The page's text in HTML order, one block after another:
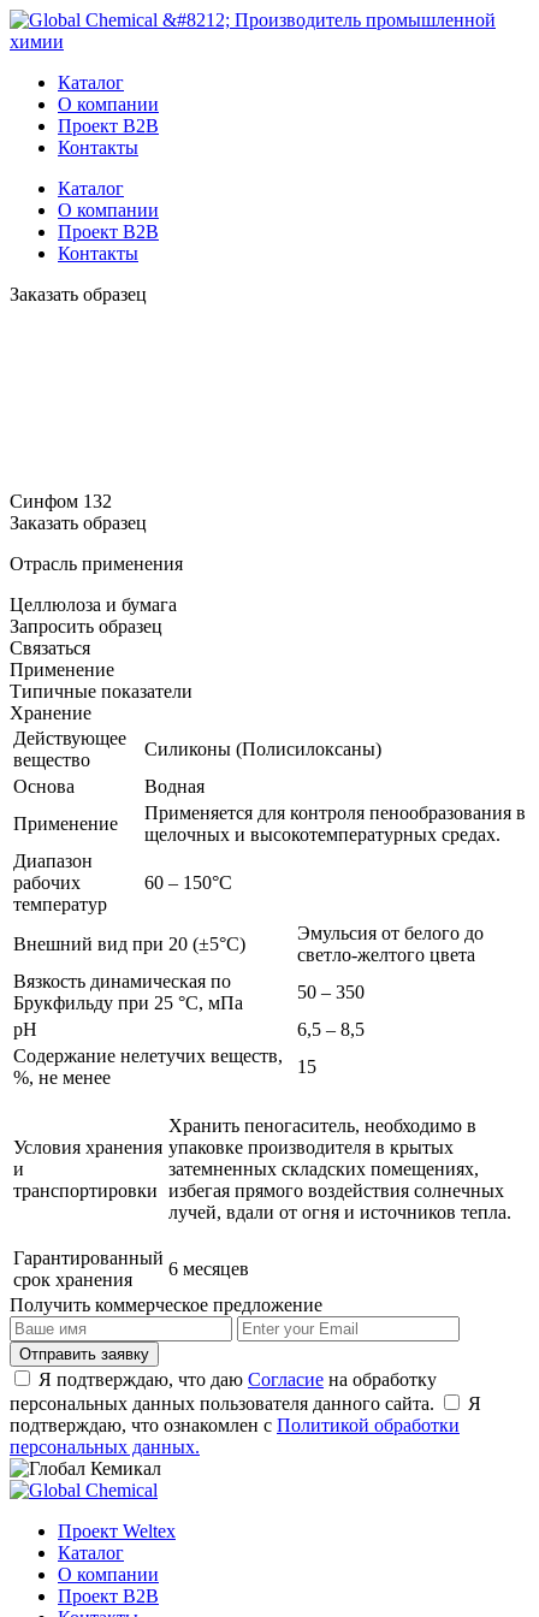
Каталог
О компании
Проект B2B
Контакты
Каталог
О компании
Проект B2B
Контакты
Заказать образец
Синфом 132
Заказать образец
Отрасль применения
Целлюлоза и бумага
Запросить образец
Связаться
Применение
Типичные показатели
Хранение
Действующее
вещество
Силиконы (Полисилоксаны)
Основа
Водная
Применение
Применяется для контроля пенообразования в
щелочных и высокотемпературных средах.
Диапазон
рабочих
температур
60 – 150°С
Внешний вид при 20 (±5°С)
Эмульсия от белого до
светло-желтого цвета
Вязкость динамическая по
Брукфильду при 25 °С, мПа
50 – 350
pH
6,5 – 8,5
Содержание нелетучих веществ,
%, не менее
15
Условия хранения
и
транспортировки
Хранить пеногаситель, необходимо в
упаковке производителя в крытых
затемненных складских помещениях,
избегая прямого воздействия солнечных
лучей, вдали от огня и источников тепла.
Гарантированный
срок хранения
6 месяцев
Получить коммерческое предложение
Отправить заявку
Я подтверждаю, что даю Согласие на обработку
персональных данных пользователя данного сайта.
Я
подтверждаю, что ознакомлен с Политикой обработки
персональных данных.
Проект Weltex
Каталог
О компании
Проект B2B